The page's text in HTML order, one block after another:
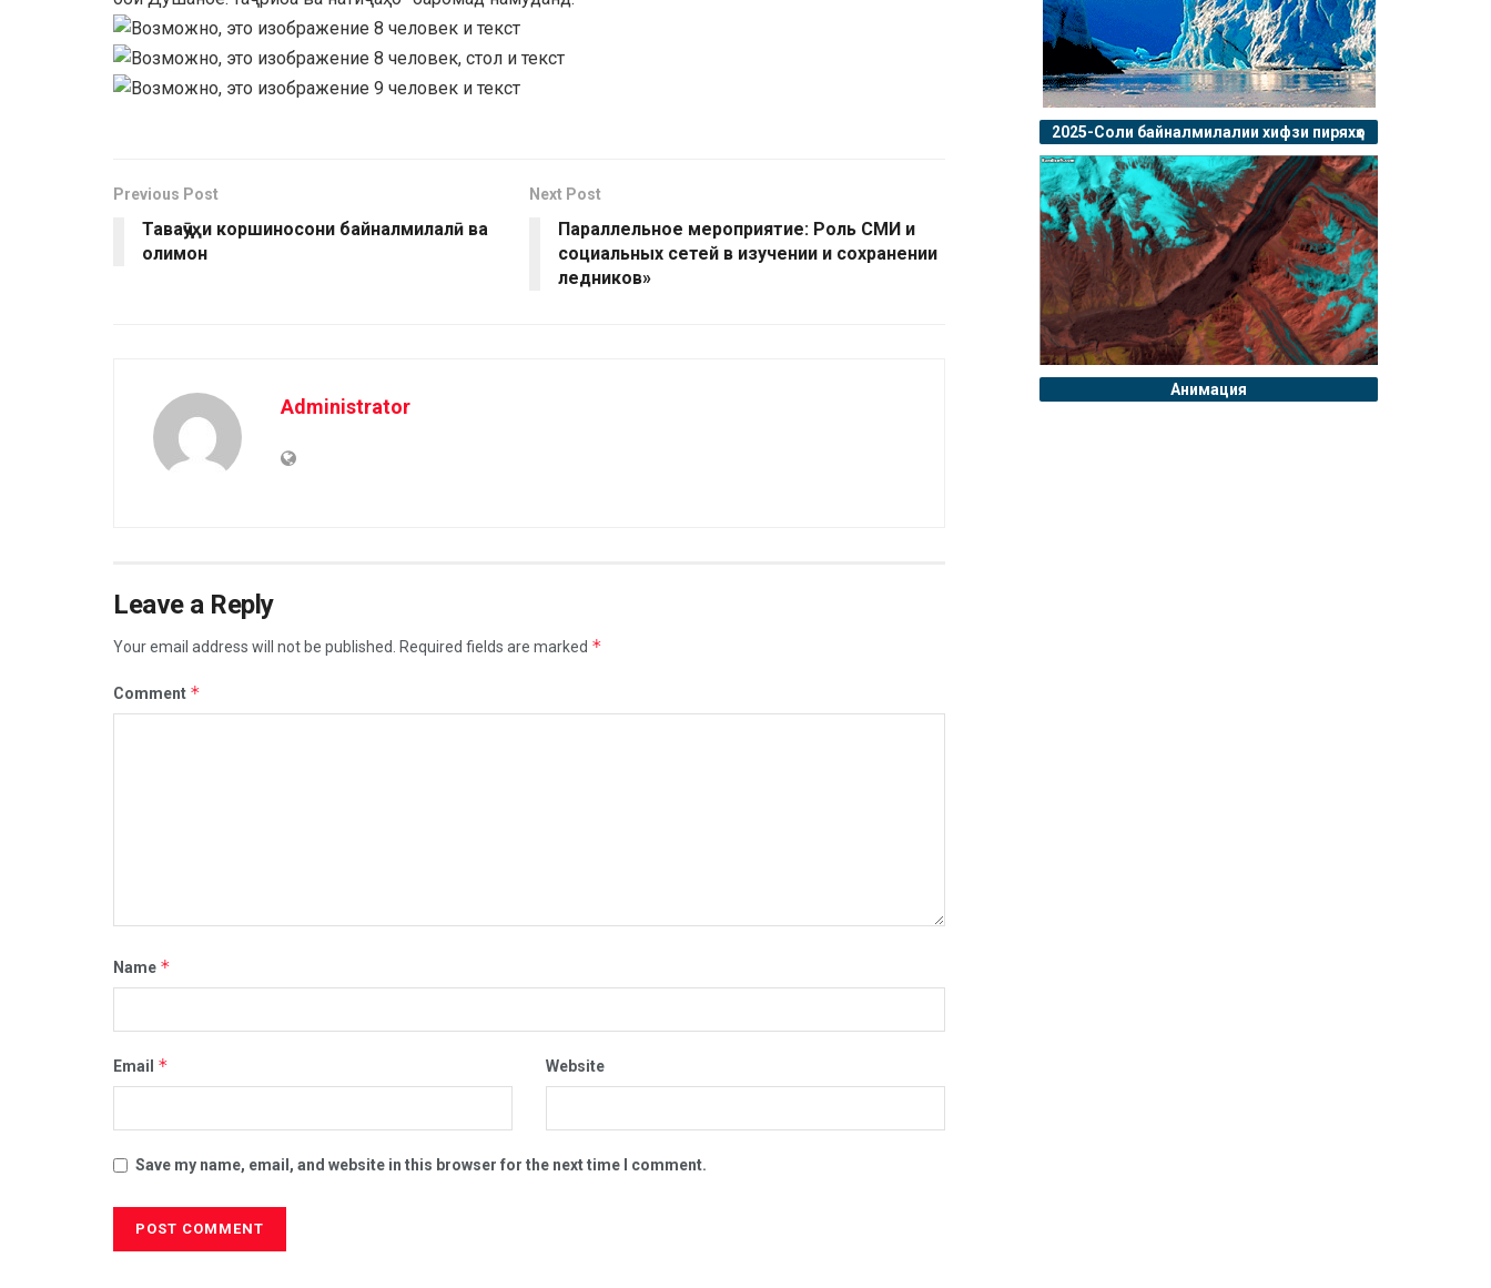
Previous Post
Таваҷҷӯҳи коршиносони байналмилалӣ ва
олимон
Next Post
Параллельное мероприятие: Роль СМИ и
социальных сетей в изучении и сохранении
ледников»
Administrator
Leave a Reply
Your email address will not be published. Required fields are marked *
Comment *
Name *
Email * Website
Save my name, email, and website in this browser for the next time I comment.
2025-Соли байналмилалии хифзи пиряхҳо
Анимация